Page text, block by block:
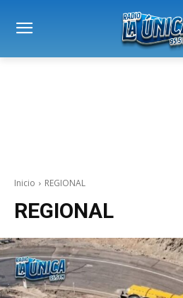
Inicio REGIONAL
REGIONAL